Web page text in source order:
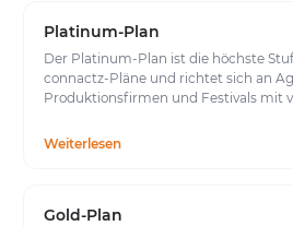
Platinum-Plan
Der Platinum-Plan ist die höchste
connactz-Pläne und richtet sich an
Produktionsfirmen und Festivals mit
Weiterlesen
Gold-Plan